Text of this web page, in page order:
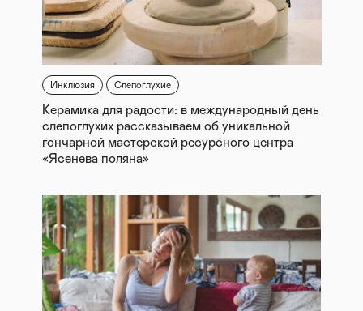
Инклюзия Слепоглухие
Керамика для радости: в международный день
слепоглухих рассказываем об уникальной
гончарной мастерской ресурсного центра
«Ясенева поляна»